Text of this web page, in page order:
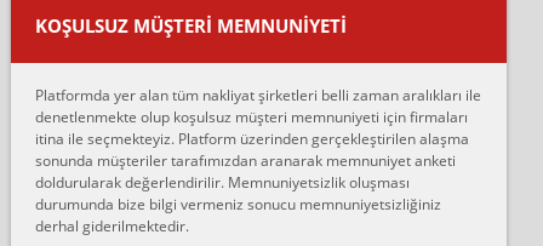
var verdikleri fiyat teklifini arttırdılar. Sonrasında taşıma gününde
oldukça tutarsı...
Ankara Alicanlar naklyat tel 5465524025. 2600 TL'ye ankaradan
Konya ya Alicanlar naklyat la anlaştık bu şahıs evin taşınacağı gün
fiyatın mazoto gele...
Fatih kokmese:
Diyarbakır dan eşyamı getirtmek için anlaştım sözleşme yaptım.
Son anda fiyat artırdılar.. mecburiyetten tasittim.. bu kişiler ağrılı
KOŞULSUZ MÜŞTERI MEMNUNIYETI
Platformda yer alan tüm nakliyat şirketleri belli zaman aralıkları ile
denetlenmekte olup koşulsuz müşteri memnuniyeti için firmaları
itina ile seçmekteyiz. Platform üzerinden gerçekleştirilen alaşma
sonunda müşteriler tarafımızdan aranarak memnuniyet anketi
doldurularak değerlendirilir. Memnuniyetsizlik oluşması
durumunda bize bilgi vermeniz sonucu memnuniyetsizliğiniz
derhal giderilmektedir.